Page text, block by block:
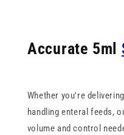
Accurate 5ml
Whether you're
handling enteral feeds,
volume and control